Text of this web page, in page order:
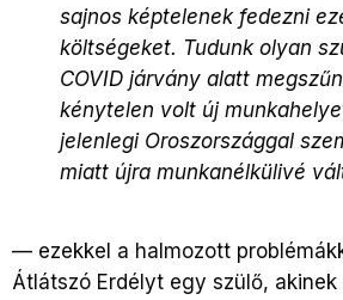
sajnos képtelenek fedezni
költségeket. Tudunk olyan
COVID járvány alatt
kénytelen volt új
jelenlegi Oroszországgal
miatt újra munkanélkülivé
— ezekkel a halmozott
Átlátszó Erdélyt egy szülő,